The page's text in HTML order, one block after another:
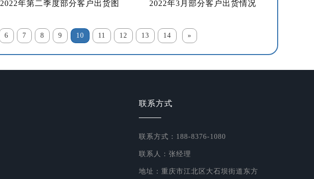
2022年第二季度部分客户出货图 2022年3月部分客户出货情况
6 7 8 9 10 11 12 13 14 »
联系方式
联系方式：188-8376-1080
联系人：张经理
地址：重庆市江北区大石坝街道东方